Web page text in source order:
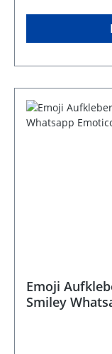
Emoji
Smiley